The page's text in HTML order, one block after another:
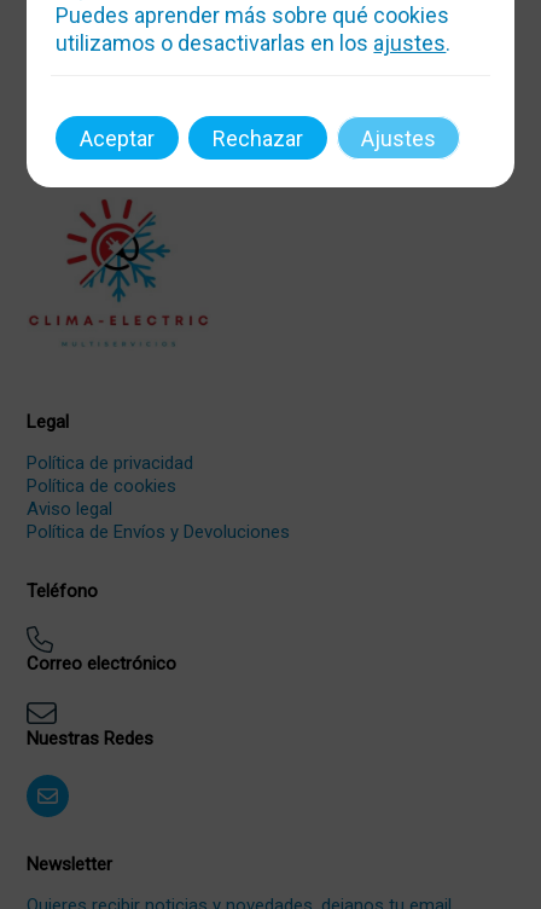
Mas info
Legal
Política de privacidad
Política de cookies
Aviso legal
Política de Envíos y Devoluciones
Teléfono
Correo electrónico
Nuestras Redes
Newsletter
Puedes aprender más sobre qué cookies
utilizamos o desactivarlas en los ajustes.
Aceptar Rechazar Ajustes